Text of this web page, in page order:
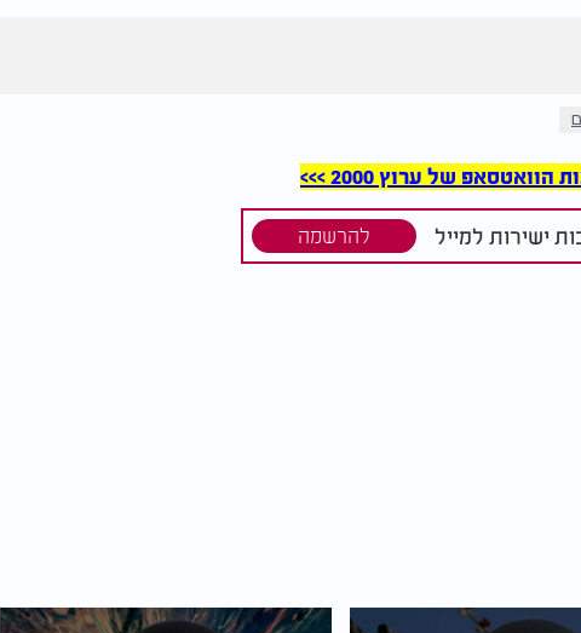
של ערוץ 2000 >>>
ישירות למייל להרשמה